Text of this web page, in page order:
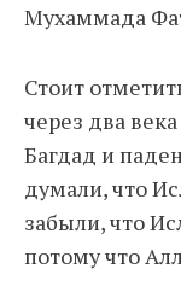
Мухаммада
Стоит
через два
Багдад и
думали, что
забыли, что
потому что